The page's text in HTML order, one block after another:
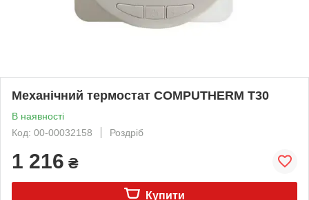
Механічний термостат COMPUTHERM T30
В наявності
Код: 00-00032158
Роздріб
1 216 ₴
Купити